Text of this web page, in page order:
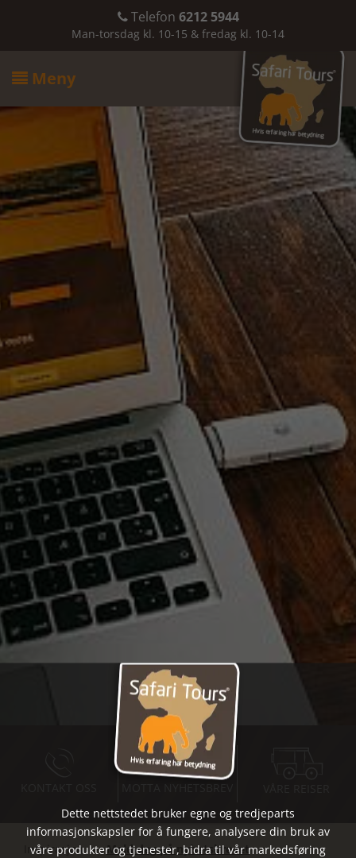
Telefon 6212 5944
Man-torsdag kl. 10-15 & fredag kl. 10-14
 Meny
Inspirasjon Meld deg på nyhetsbrevet
Dette nettstedet bruker egne og tredjeparts
informasjonskapsler for å fungere, analysere din bruk av
våre produkter og tjenester, bidra til vår markedsføring